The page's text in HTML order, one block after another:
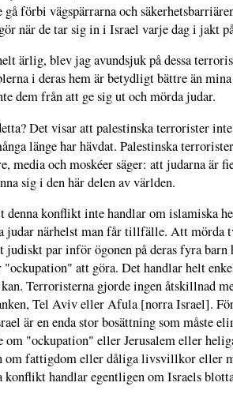
gå förbi vägspärrarna och
när de tar sig in i Israel varje dag i jakt
ärlig, blev jag avundsjuk på dessa
i deras hem är betydligt bättre än
dem från att ge sig ut och mörda judar.
Det visar att palestinska terrorister
länge har hävdat. Palestinska
media och moskéer säger: att judarna är
sig i den här delen av världen.
denna konflikt inte handlar om islamiska
judar närhelst man får tillfälle. Att mörda
judiskt par inför ögonen på deras fyra
att göra. Det handlar helt
Terroristerna gjorde ingen åtskillnad
Tel Aviv eller Afula [norra Israel].
är en enda stor bosättning som måste
om "ockupation" eller Jerusalem eller
om fattigdom eller dåliga livsvillkor eller
konflikt handlar egentligen om Israels